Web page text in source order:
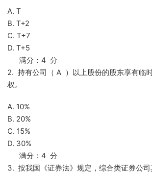
A. T
B. T+2
C. T+7
D. T+5
满分：4 分
2. 持有公司（ A ）以上股份的股东享有临
权。
A. 10%
B. 20%
C. 15%
D. 30%
满分：4 分
3. 按我国《证券法》规定，综合类证券公